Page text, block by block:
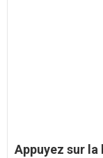
Appuyez sur